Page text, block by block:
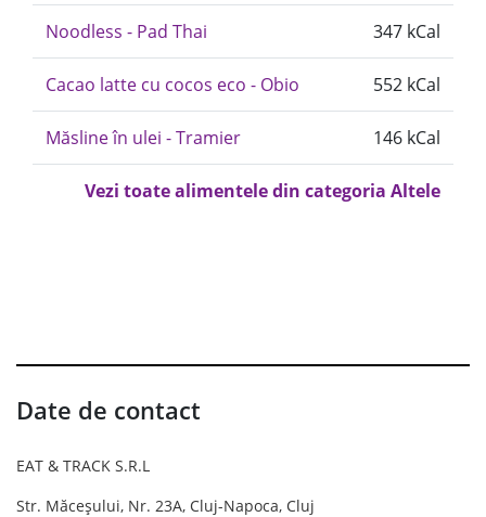
Noodless - Pad Thai 347 kCal
Cacao latte cu cocos eco - Obio 552 kCal
Măsline în ulei - Tramier 146 kCal
Vezi toate alimentele din categoria Altele
Date de contact
EAT & TRACK S.R.L
Str. Măceșului, Nr. 23A, Cluj-Napoca, Cluj